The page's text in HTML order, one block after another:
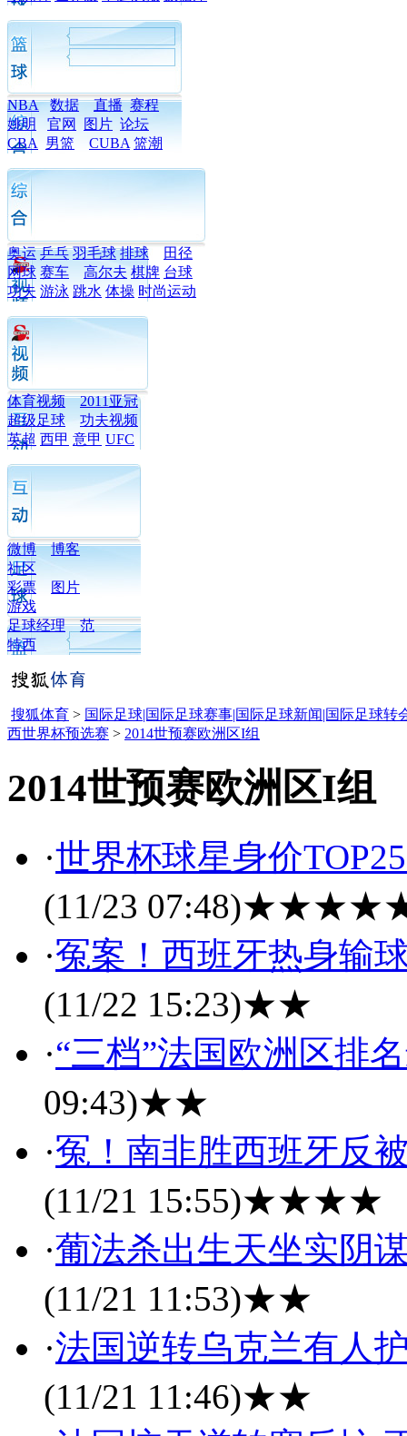
NBA 数据 直播 赛程
姚明
官网 图片 论坛
CBA
男篮 CUBA 篮潮
奥运 乒乓 羽毛球 排球
田径
网球 赛车 高尔夫 棋牌 台球
功夫 游泳 跳水 体操 时尚运动
体育视频
2011亚冠
超级足球
功夫视频
英超 西甲 意甲 UFC
微博
博客
社区
彩票
图片
游戏
足球经理
范
特西
搜狐体育 > 国际足球|国际足球赛事|国际足球新闻|国际足球转
西世界杯预选赛 > 2014世预赛欧洲区I组
2014世预赛欧洲区I组
·世界杯球星身价
(11/23 07:48)
·冤案！西班牙热身输
(11/22 15:23)★★
·“三档”法国欧洲区排
09:43)★★
·冤！南非胜西班牙反
(11/21 15:55)★★★★
·葡法杀出生天坐实阴
(11/21 11:53)★★
·法国逆转乌克兰有人
(11/21 11:46)★★